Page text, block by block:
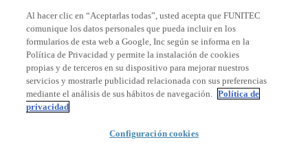
Miembro de
Acreditaciones
© 2026 La Salle Campus Barcelona - URL |
Al hacer clic en “Aceptarlas todas”, usted acepta que FUNITEC
comunique los datos personales que pueda incluir en los
formularios de esta web a Google, Inc según se informa en la
Política de Privacidad y permite la instalación de cookies
propias y de terceros en su dispositivo para mejorar nuestros
servicios y mostrarle publicidad relacionada con sus preferencias
mediante el análisis de sus hábitos de navegación. Política de
privacidad
Configuración cookies